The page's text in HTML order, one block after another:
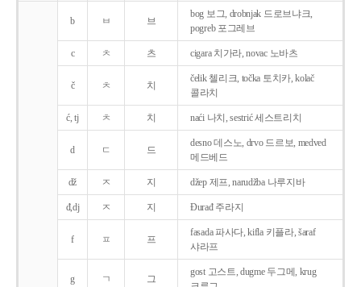
b ㅂ 브
bog 보그, drobnjak 드로브냐크,
pogreb 포그레브
c ㅊ 츠 cigara 치가라, novac 노바츠
č ㅊ 치
čelik 첼리크, točka 토치카, kolač
콜라치
ć, tj ㅊ 치 naći 나치, sestrić 세스트리치
d ㄷ 드
desno 데스노, drvo 드르보, medved
메드베드
dž ㅈ 지 džep 제프, narudžba 나루지바
đ,dj ㅈ 지 Ðurađ 주라지
f ㅍ 프
fasada 파사다, kifla 키플라, šaraf
샤라프
g ㄱ 그
gost 고스트, dugme 두그메, krug